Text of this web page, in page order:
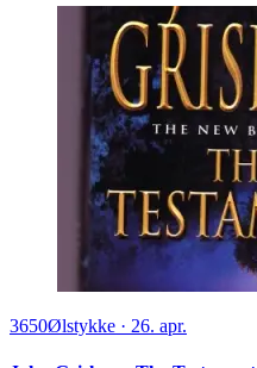
3650Ølstykke · 26. apr.